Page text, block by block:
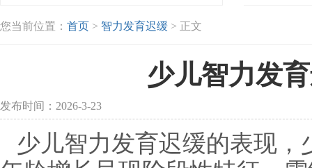
您当前位置： 首页 > 智力发育迟缓 > 正文
少儿智力发
发布时间：2026-3-23
少儿智力发育迟缓的表现